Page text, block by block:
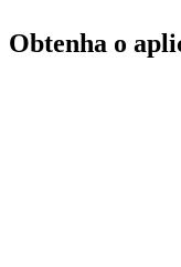
Obtenha o